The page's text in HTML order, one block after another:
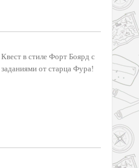
Квест в стиле Форт Боярд с
заданиями от старца Фура!